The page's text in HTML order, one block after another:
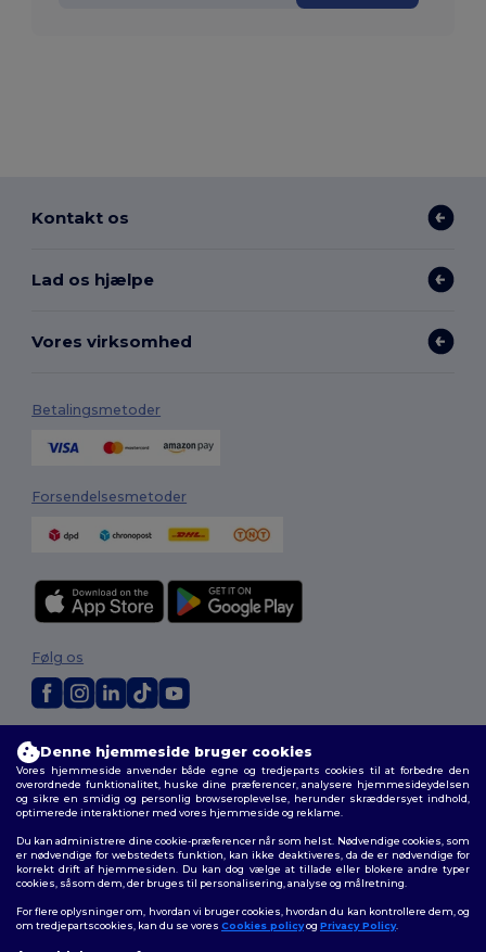
Kontakt os
Lad os hjælpe
Vores virksomhed
Betalingsmetoder
Forsendelsesmetoder
Vilkår og Betingelser|Tilpasset politik | Fortrolighedspolitik
cookies|Sitemap
Følg os
Denne hjemmeside bruger cookies
Vores hjemmeside anvender både egne og tredjeparts cookies til at forbedre den
overordnede funktionalitet, huske dine præferencer, analysere hjemmesideydelsen
og sikre en smidig og personlig browseroplevelse, herunder skræddersyet indhold,
optimerede interaktioner med vores hjemmeside og reklame.
Du kan administrere dine cookie-præferencer når som helst. Nødvendige cookies, som
er nødvendige for webstedets funktion, kan ikke deaktiveres, da de er nødvendige for
korrekt drift af hjemmesiden. Du kan dog vælge at tillade eller blokere andre typer
cookies, såsom dem, der bruges til personalisering, analyse og målretning.
For flere oplysninger om, hvordan vi bruger cookies, hvordan du kan kontrollere dem, og
om tredjepartscookies, kan du se vores Cookies policyog Privacy Policy.